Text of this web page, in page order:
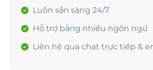
Luôn sẵn sàng 24/7
Hỗ trợ bằng nhiều ngôn ngữ
Liên hệ qua chat trực tiếp &